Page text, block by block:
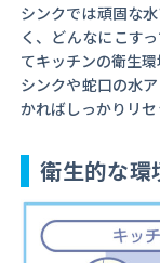
シンクでは頑固な
く、どんなにこす
てキッチンの衛生環
シンクや蛇口の水
かればしっかりリセ
衛生的な環